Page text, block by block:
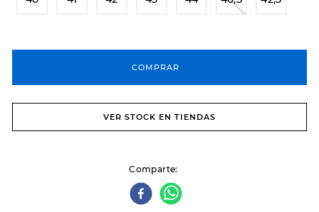
COMPRAR
VER STOCK EN TIENDAS
Comparte